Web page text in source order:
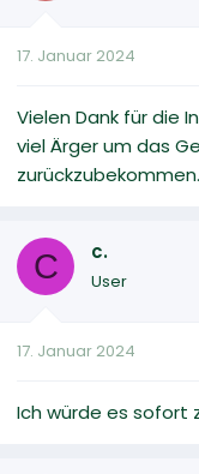
17. Januar 2024
Vielen Dank für die
viel Ärger um das
zurückzubekommen.
C c.
User
17. Januar 2024
Ich würde es sofort